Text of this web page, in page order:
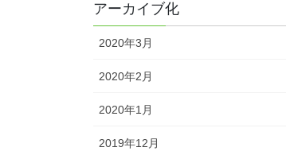
アーカイブ化
2020年3月
2020年2月
2020年1月
2019年12月